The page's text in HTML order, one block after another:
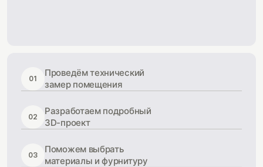
01
Проведём технический
замер помещения
02
Разработаем подробный
3D-проект
03
Поможем выбрать
материалы и фурнитуру